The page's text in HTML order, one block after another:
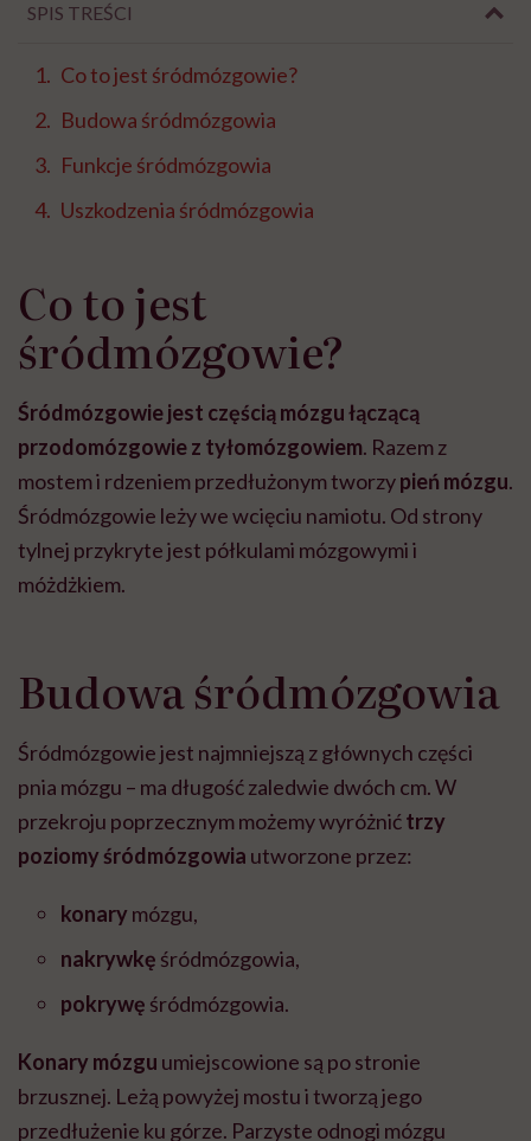
SPIS TREŚCI
Co to jest śródmózgowie?
Budowa śródmózgowia
Funkcje śródmózgowia
Uszkodzenia śródmózgowia
Co to jest
śródmózgowie?
Śródmózgowie jest częścią mózgułączącą
przodomózgowie z tyłomózgowiem. Razem z
mostem i rdzeniem przedłużonym tworzypień mózgu.
Śródmózgowie leży we wcięciu namiotu. Od strony
tylnej przykryte jest półkulami mózgowymi i
móżdżkiem.
Budowa śródmózgowia
Śródmózgowie jest najmniejszą z głównych części
pnia mózgu – ma długość zaledwie dwóch cm. W
przekroju poprzecznym możemy wyróżnićtrzy
poziomy śródmózgowia utworzone przez:
konary mózgu,
nakrywkę śródmózgowia,
pokrywę śródmózgowia.
Konary mózgu umiejscowione są po stronie
brzusznej. Leżą powyżej mostu i tworzą jego
przedłużenie ku górze. Parzyste odnogi mózgu